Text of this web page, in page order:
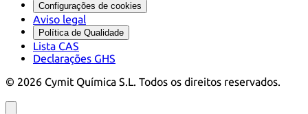
Configurações de cookies
Aviso legal
Política de Qualidade
Lista CAS
Declarações GHS
© 2026 Cymit Química S.L. Todos os direitos reservados.